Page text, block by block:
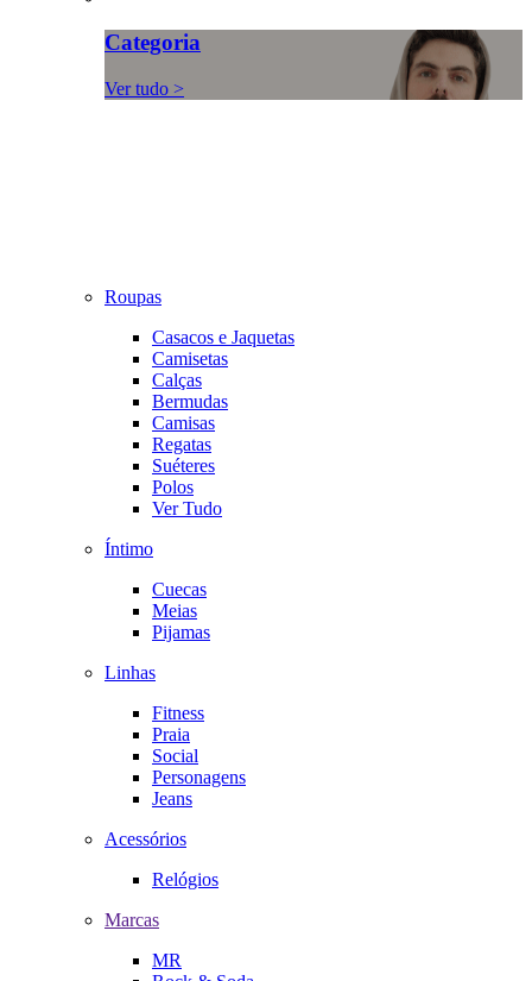
Categoria
Ver tudo >
Roupas
Casacos e Jaquetas
Camisetas
Calças
Bermudas
Camisas
Regatas
Suéteres
Polos
Ver Tudo
Íntimo
Cuecas
Meias
Pijamas
Linhas
Fitness
Praia
Social
Personagens
Jeans
Acessórios
Relógios
Marcas
MR